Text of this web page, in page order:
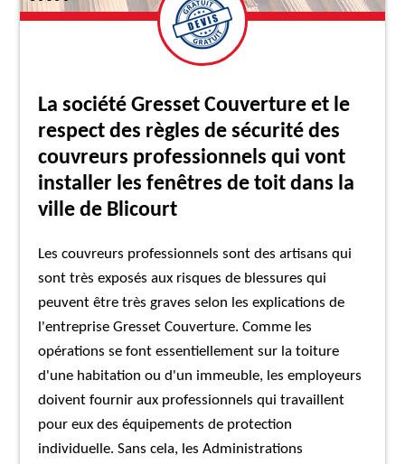
La société Gresset Couverture et le
respect des règles de sécurité des
couvreurs professionnels qui vont
installer les fenêtres de toit dans la
ville de Blicourt
Les couvreurs professionnels sont des artisans qui
sont très exposés aux risques de blessures qui
peuvent être très graves selon les explications de
l'entreprise Gresset Couverture. Comme les
opérations se font essentiellement sur la toiture
d'une habitation ou d'un immeuble, les employeurs
doivent fournir aux professionnels qui travaillent
pour eux des équipements de protection
individuelle. Sans cela, les Administrations